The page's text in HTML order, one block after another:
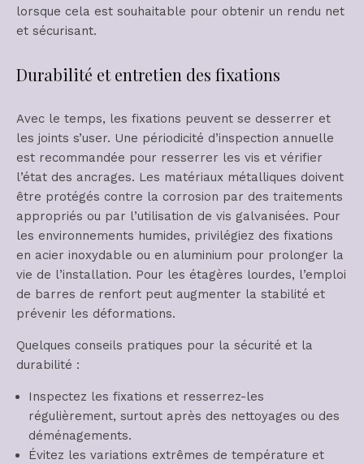
lorsque cela est souhaitable pour obtenir un rendu net
et sécurisant.
Durabilité et entretien des fixations
Avec le temps, les fixations peuvent se desserrer et
les joints s’user. Une périodicité d’inspection annuelle
est recommandée pour resserrer les vis et vérifier
l’état des ancrages. Les matériaux métalliques doivent
être protégés contre la corrosion par des traitements
appropriés ou par l’utilisation de vis galvanisées. Pour
les environnements humides, privilégiez des fixations
en acier inoxydable ou en aluminium pour prolonger la
vie de l’installation. Pour les étagères lourdes, l’emploi
de barres de renfort peut augmenter la stabilité et
prévenir les déformations.
Quelques conseils pratiques pour la sécurité et la
durabilité :
Inspectez les fixations et resserrez-les
régulièrement, surtout après des nettoyages ou des
déménagements.
Évitez les variations extrêmes de température et